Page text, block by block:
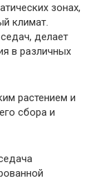
зонах,
климат.
делает
в различных
растением и
сбора и